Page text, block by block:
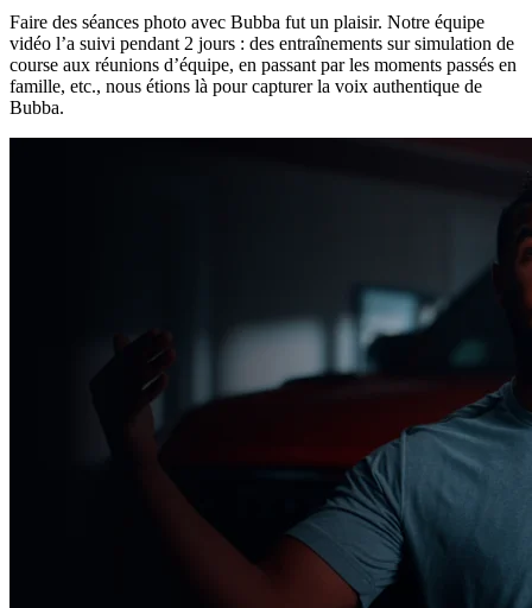
Faire des séances photo avec Bubba fut un plaisir. Notre équipe
vidéo l’a suivi pendant 2 jours : des entraînements sur simulation de
course aux réunions d’équipe, en passant par les moments passés en
famille, etc., nous étions là pour capturer la voix authentique de
Bubba.